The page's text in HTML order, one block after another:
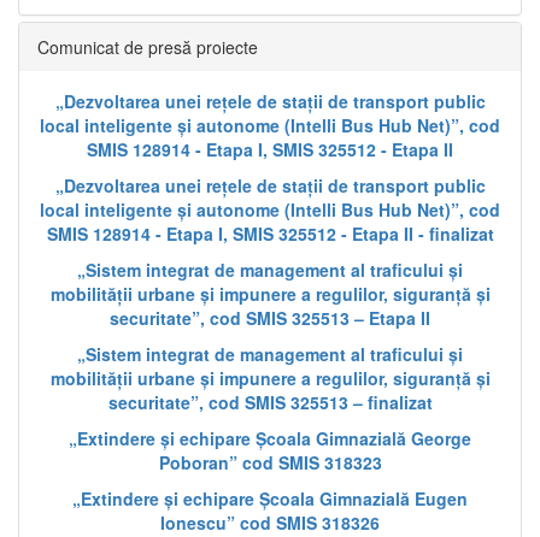
Comunicat de presă proiecte
„Dezvoltarea unei rețele de stații de transport public
local inteligente și autonome (Intelli Bus Hub Net)”, cod
SMIS 128914 - Etapa I, SMIS 325512 - Etapa II
„Dezvoltarea unei rețele de stații de transport public
local inteligente și autonome (Intelli Bus Hub Net)”, cod
SMIS 128914 - Etapa I, SMIS 325512 - Etapa II - finalizat
„Sistem integrat de management al traficului și
mobilității urbane și impunere a regulilor, siguranță și
securitate”, cod SMIS 325513 – Etapa II
„Sistem integrat de management al traficului și
mobilității urbane și impunere a regulilor, siguranță și
securitate”, cod SMIS 325513 – finalizat
„Extindere și echipare Școala Gimnazială George
Poboran” cod SMIS 318323
„Extindere și echipare Școala Gimnazială Eugen
Ionescu” cod SMIS 318326